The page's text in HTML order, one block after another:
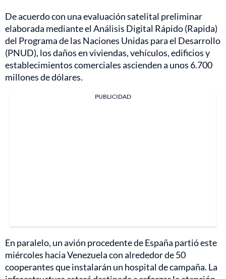
De acuerdo con una evaluación satelital preliminar
elaborada mediante el Análisis Digital Rápido (Rapida)
del Programa de las Naciones Unidas para el Desarrollo
(PNUD), los daños en viviendas, vehículos, edificios y
establecimientos comerciales ascienden a unos 6.700
millones de dólares.
PUBLICIDAD
En paralelo, un avión procedente de España partió este
miércoles hacia Venezuela con alrededor de 50
cooperantes que instalarán un hospital de campaña. La